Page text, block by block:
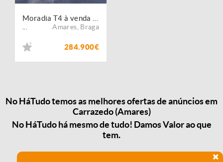
Amares Braga
284.900€
No HáTudo temos as melhores ofertas de anúncios em
Carrazedo (Amares)
No HáTudo há mesmo de tudo! Damos Valor ao que
tem.